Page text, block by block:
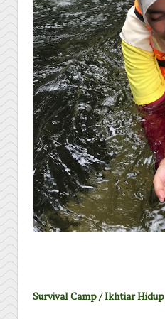
Survival Camp / Ikhtiar Hidup